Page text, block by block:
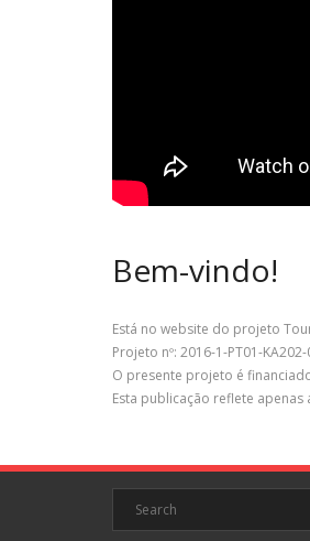
Bem-vindo!
Está no website do projeto
Projeto nº: 2016-1-PT01-
O presente projeto é
Esta publicação reflete